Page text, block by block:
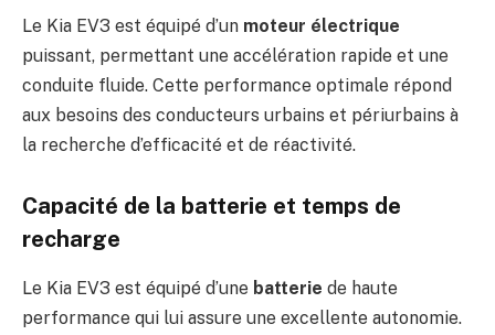
Le Kia EV3 est équipé d’un moteur électrique
puissant, permettant une accélération rapide et une
conduite fluide. Cette performance optimale répond
aux besoins des conducteurs urbains et périurbains à
la recherche d’efficacité et de réactivité.
Capacité de la batterie et temps de
recharge
Le Kia EV3 est équipé d’une batterie de haute
performance qui lui assure une excellente autonomie.